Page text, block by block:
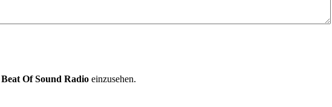
Beat Of Sound Radio einzusehen.